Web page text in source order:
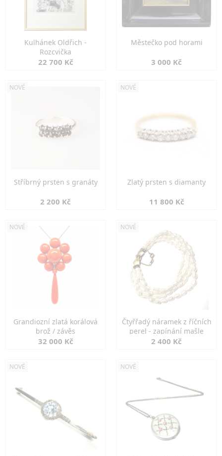
Kulhánek Oldřich -
Rozcvička
22 700 Kč
Městečko pod horami
3 000 Kč
NOVÉ
Stříbrný prsten s granáty
2 200 Kč
NOVÉ
Zlatý prsten s diamanty
11 800 Kč
NOVÉ
Grandiozní zlatá korálová
brož / závěs
32 000 Kč
NOVÉ
Čtyřřadý náramek z říčních
perel - zapínání mašle
2 400 Kč
NOVÉ NOVÉ